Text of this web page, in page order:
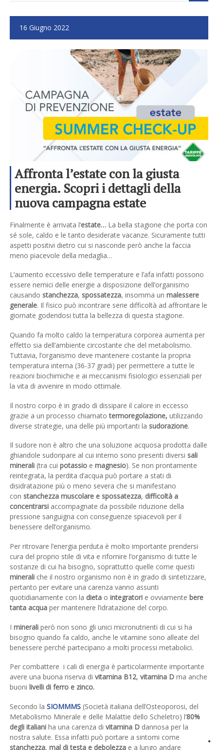
16 Giugno 2022
Affronta l’estate con la giusta
energia. Scopri i dettagli della
nuova campagna estate
Finalmente è arrivata l’estate… La bella stagione che porta con
sé sole, caldo e le tanto desiderate vacanze. Sicuramente tutti
aspetti positivi dietro cui si nasconde però anche la faccia
meno piacevole della medaglia…
L’aumento eccessivo delle temperature e l’afa infatti possono
essere nemici delle energie a disposizione dell’organismo
causando stanchezza, spossatezza, insomma un malessere
generale. Il fisico può incontrare serie difficoltà ad affrontare le
giornate godendosi tutta la bellezza di questa stagione.
Quando fa molto caldo la temperatura corporea aumenta per
effetto sia dell’ambiente circostante che del metabolismo.
Tuttavia, l’organismo deve mantenere costante la propria
temperatura interna (36-37 gradi) per permettere a tutte le
reazioni biochimiche e ai meccanismi fisiologici essenziali per
la vita di avvenire in modo ottimale.
Il nostro corpo è in grado di dissipare il calore in eccesso
grazie a un processo chiamatotermoregolazione, utilizzando
diverse strategie, una delle più importanti la sudorazione.
Il sudore non è altro che una soluzione acquosa prodotta dalle
ghiandole sudoripare al cui interno sono presenti diversi sali
minerali (tra cui potassio e magnesio). Se non prontamente
reintegrata, la perdita d’acqua può portare a stati di
disidratazione più o meno severa che si manifestano
con stanchezza muscolare e spossatezza, difficoltà a
concentrarsi accompagnate da possibile riduzione della
pressione sanguigna con conseguenze spiacevoli per il
benessere dell’organismo.
Per ritrovare l’energia perduta è molto importante prendersi
cura del proprio stile di vita e rifornire l’organismo di tutte le
sostanze di cui ha bisogno, soprattutto quelle come questi
minerali che il nostro organismo non è in grado di sintetizzare,
pertanto per evitare una carenza vanno assunti
quotidianamente con la dieta o integratori e ovviamente bere
tanta acqua per mantenere l’idratazione del corpo.
I minerali però non sono gli unici micronutrienti di cui si ha
bisogno quando fa caldo, anche le vitamine sono alleate del
benessere perché partecipano a molti processi metabolici.
Per combattere i cali di energia è particolarmente importante
avere una buona riserva di vitamina B12, vitamina D ma anche
buoni livelli di ferro e zinco.
Secondo la SIOMMMS (Società italiana dell’Osteoporosi, del
Metabolismo Minerale e delle Malattie dello Scheletro) l’80%
degli italiani ha una carenza di vitamina D dannosa per la
nostra salute. Essa infatti può portare a sintomi come
stanchezza, mal di testa e debolezza e a lungo andare